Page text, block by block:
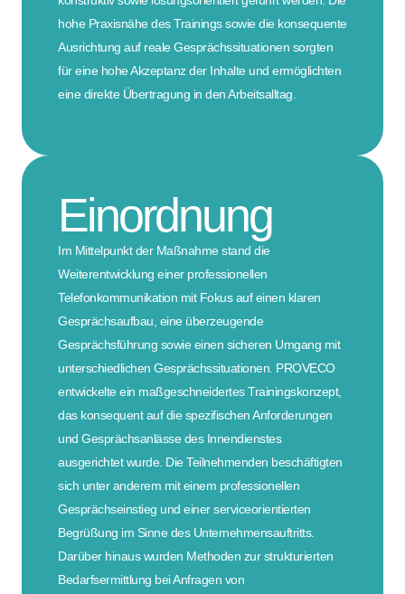
hohe Praxisnähe des Trainings sowie die konsequente
Ausrichtung auf reale Gesprächssituationen sorgten
für eine hohe Akzeptanz der Inhalte und ermöglichten
eine direkte Übertragung in den Arbeitsalltag.
Einordnung
Im Mittelpunkt der Maßnahme stand die
Weiterentwicklung einer professionellen
Telefonkommunikation mit Fokus auf einen klaren
Gesprächsaufbau, eine überzeugende
Gesprächsführung sowie einen sicheren Umgang mit
unterschiedlichen Gesprächssituationen. PROVECO
entwickelte ein maßgeschneidertes Trainingskonzept,
das konsequent auf die spezifischen Anforderungen
und Gesprächsanlässe des Innendienstes
ausgerichtet wurde. Die Teilnehmenden beschäftigten
sich unter anderem mit einem professionellen
Gesprächseinstieg und einer serviceorientierten
Begrüßung im Sinne des Unternehmensauftritts.
Darüber hinaus wurden Methoden zur strukturierten
Bedarfsermittlung bei Anfragen von